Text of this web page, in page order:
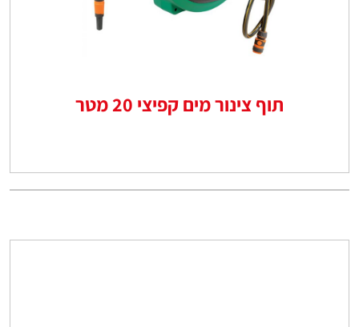
תוף צינור מים קפיצי 20 מטר